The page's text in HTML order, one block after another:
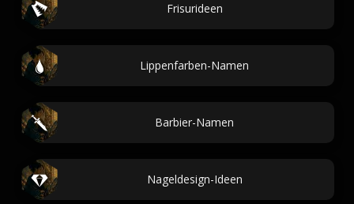
Frisurideen
Lippenfarben-Namen
Barbier-Namen
Nageldesign-Ideen